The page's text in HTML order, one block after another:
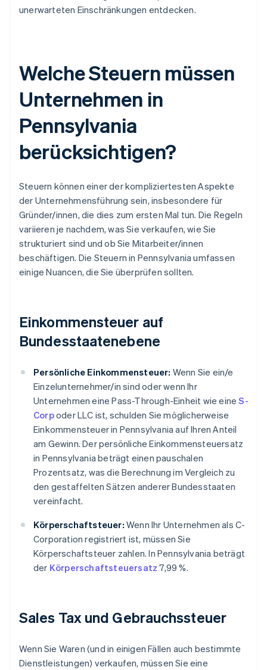
unerwarteten Einschränkungen entdecken.
Welche Steuern müssen
Unternehmen in
Pennsylvania
berücksichtigen?
Steuern können einer der kompliziertesten Aspekte
der Unternehmensführung sein, insbesondere für
Gründer/innen, die dies zum ersten Mal tun. Die Regeln
variieren je nachdem, was Sie verkaufen, wie Sie
strukturiert sind und ob Sie Mitarbeiter/innen
beschäftigen. Die Steuern in Pennsylvania umfassen
einige Nuancen, die Sie überprüfen sollten.
Einkommensteuer auf
Bundesstaatenebene
Persönliche Einkommensteuer: Wenn Sie ein/e
Einzelunternehmer/in sind oder wenn Ihr
Unternehmen eine Pass-Through-Einheit wie eineS-
Corpoder LLC ist, schulden Sie möglicherweise
Einkommensteuer in Pennsylvania auf Ihren Anteil
am Gewinn. Der persönliche Einkommensteuersatz
in Pennsylvania beträgt einen pauschalen
Prozentsatz, was die Berechnung im Vergleich zu
den gestaffelten Sätzen anderer Bundesstaaten
vereinfacht.
Körperschaftsteuer: Wenn Ihr Unternehmen als C-
Corporation registriert ist, müssen Sie
Körperschaftsteuer zahlen. In Pennsylvania beträgt
der Körperschaftsteuersatz 7,99 %.
Sales Tax und Gebrauchssteuer
Wenn Sie Waren (und in einigen Fällen auch bestimmte
Dienstleistungen) verkaufen, müssen Sie eine